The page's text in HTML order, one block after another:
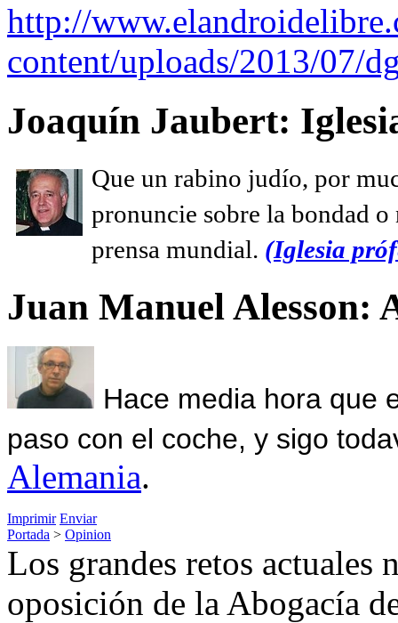
http://
content/uploads/2013/07/
Joaquín Jaubert:
Que un rabino judío, por
pronuncie sobre la bondad
prensa mundial. (Iglesia
Juan Manuel Alesson:
Hace media hora que
paso con el coche, y sigo
Alemania.
Imprimir Enviar
Portada > Opinion
Los grandes retos actuales
oposición de la Abogacía